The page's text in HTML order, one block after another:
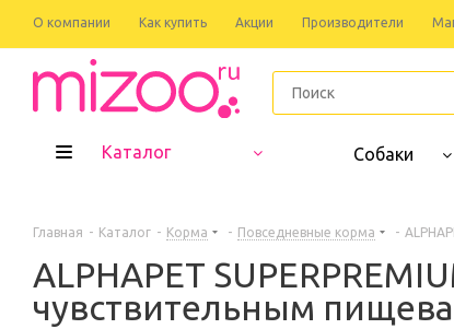
О компании Как купить Акции Производители
Каталог Собаки
Главная - Каталог - Корма - Повседневные корма -
ALPHAPET
чувствительным